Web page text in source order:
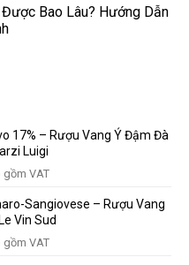
Bao Lâu? Hướng Dẫn
17% – Rượu Vang Ý Đậm Đà
Luigi
VNĐ.
VAT
Sangiovese – Rượu Vang
Vin Sud
VAT